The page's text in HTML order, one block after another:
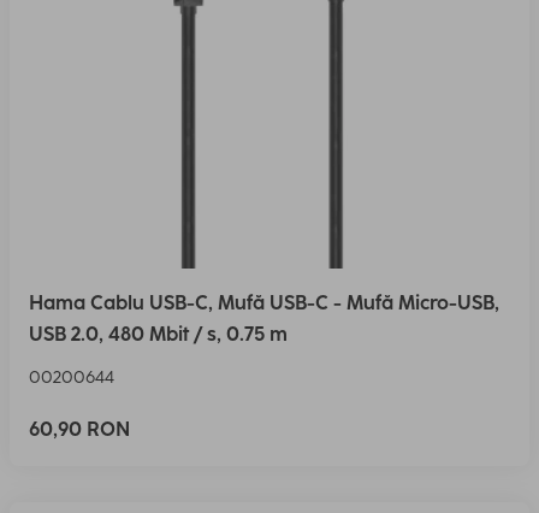
Hama Cablu USB-C, Mufă USB-C - Mufă Micro-USB,
USB 2.0, 480 Mbit / s, 0.75 m
00200644
60,90 RON